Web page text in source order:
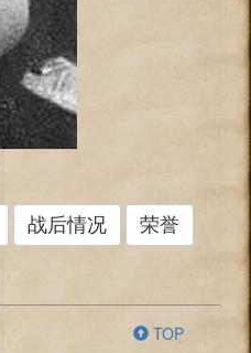
战后情况
荣誉
TOP